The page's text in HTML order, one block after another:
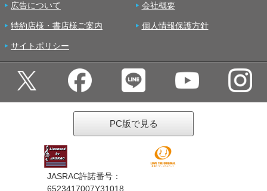
広告について 会社概要
特約店様・書店様ご案内 個人情報保護方針
サイトポリシー
PC版で見る
JASRAC許諾番号：
6523417007Y31018